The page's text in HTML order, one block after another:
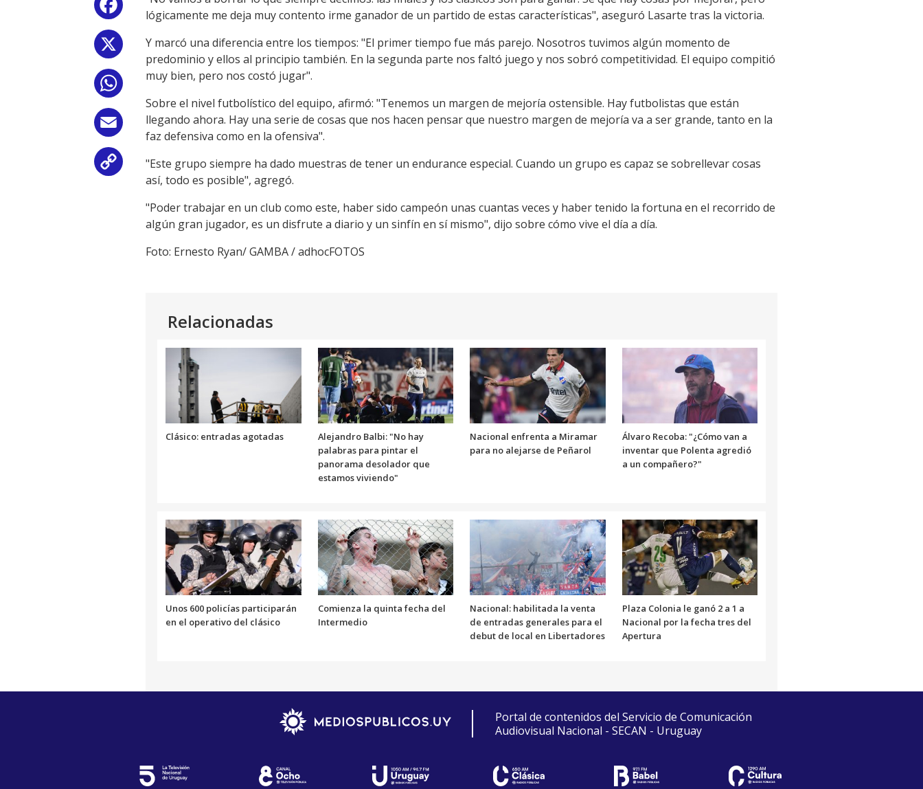
Facebook
WhatsApp
Email
Copy
lógicamente me deja muy contento irme ganador de un partido de estas características", aseguró Lasarte tras la victoria.
Y marcó una diferencia entre los tiempos: "El primer tiempo fue más parejo. Nosotros tuvimos algún momento de
predominio y ellos al principio también. En la segunda parte nos faltó juego y nos sobró competitividad. El equipo compitió
muy bien, pero nos costó jugar".
Sobre el nivel futbolístico del equipo, afirmó: "Tenemos un margen de mejoría ostensible. Hay futbolistas que están
llegando ahora. Hay una serie de cosas que nos hacen pensar que nuestro margen de mejoría va a ser grande, tanto en la
faz defensiva como en la ofensiva".
"Este grupo siempre ha dado muestras de tener un endurance especial. Cuando un grupo es capaz se sobrellevar cosas
así, todo es posible", agregó.
"Poder trabajar en un club como este, haber sido campeón unas cuantas veces y haber tenido la fortuna en el recorrido de
algún gran jugador, es un disfrute a diario y un sinfín en sí mismo", dijo sobre cómo vive el día a día.
Foto: Ernesto Ryan/ GAMBA / adhocFOTOS
Relacionadas
Clásico: entradas agotadas
Alejandro Balbi: "No hay
palabras para pintar el
panorama desolador que
estamos viviendo"
Nacional enfrenta a Miramar
para no alejarse de Peñarol
Álvaro Recoba: "¿Cómo van a
inventar que Polenta agredió
a un compañero?"
Unos 600 policías participarán
en el operativo del clásico
Comienza la quinta fecha del
Intermedio
Nacional: habilitada la venta
de entradas generales para el
debut de local en Libertadores
Plaza Colonia le ganó 2 a 1 a
Nacional por la fecha tres del
Apertura
Portal de contenidos del Servicio de Comunicación
Audiovisual Nacional - SECAN - Uruguay